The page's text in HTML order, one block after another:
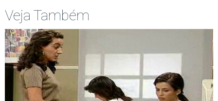
Veja Também